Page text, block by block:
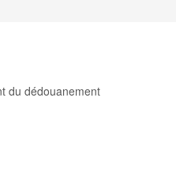
du dédouanement